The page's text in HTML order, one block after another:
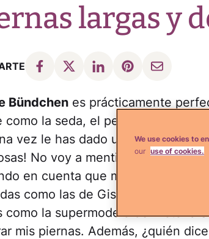
largas y
Bündchen es prácticamente
como la seda, el pelo perfecto, y
vez le has dado un vistazo a las
No voy a mentir, yo nací con
en cuenta que mido sólo 5'4,
como las de Giselle. Pero el
como la supermodelo de Victoria
mis piernas. Además, ¿quién
We use cookies to
our use of cookies.